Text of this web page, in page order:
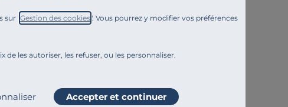
sur "Gestion des cookies". Vous pourrez y modifier vos préférences
de les autoriser, les refuser, ou les personnaliser.
Accepter et continuer